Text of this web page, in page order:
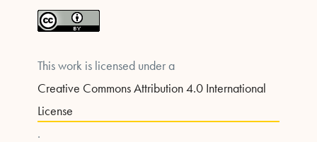
This work is licensed under a
Creative Commons Attribution 4.0 International
License
.